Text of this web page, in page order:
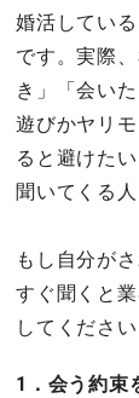
婚活してい
です。実際
き」「会い
遊びかヤリ
ると避けた
聞いてくる
もし自分が
すぐ聞くと
してください
1．会う約束